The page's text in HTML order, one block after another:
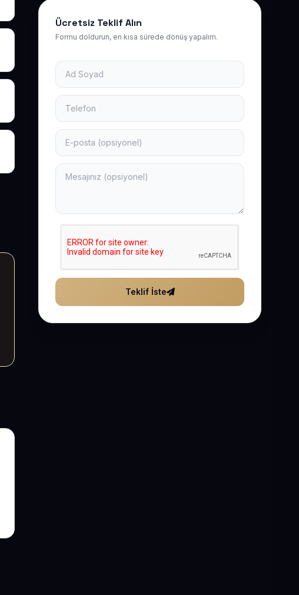
Ücretsiz Teklif Alın
Formu doldurun, en kısa sürede dönüş yapalım.
Teklif İste